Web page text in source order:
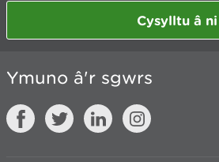
Cysylltu â ni
Ymuno â'r sgwrs